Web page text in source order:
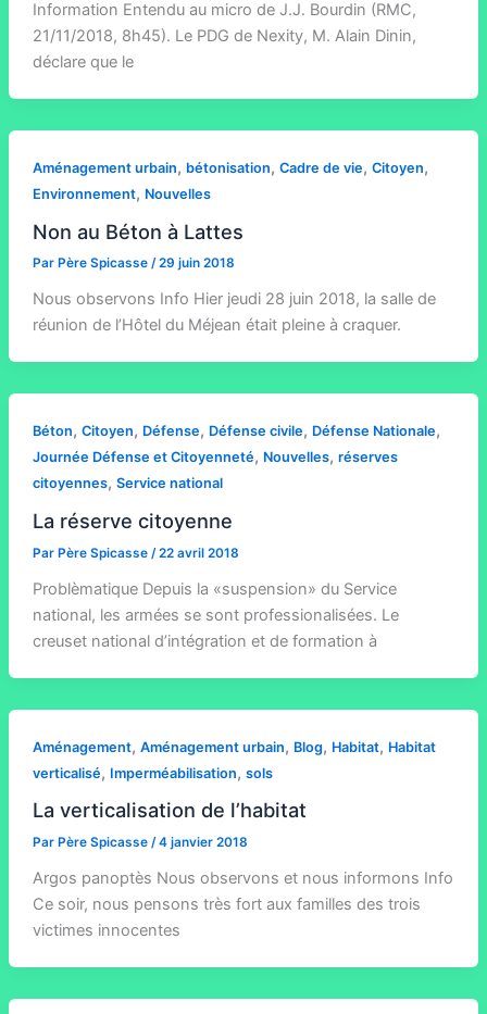
Information Entendu au micro de J.J. Bourdin (RMC,
21/11/2018, 8h45). Le PDG de Nexity, M. Alain Dinin,
déclare que le
Aménagement urbain, bétonisation, Cadre de vie, Citoyen,
Environnement, Nouvelles
Non au Béton à Lattes
Par Père Spicasse /29 juin 2018
Nous observons Info Hier jeudi 28 juin 2018, la salle de
réunion de l’Hôtel du Méjean était pleine à craquer.
Béton, Citoyen, Défense, Défense civile, Défense Nationale,
Journée Défense et Citoyenneté, Nouvelles, réserves
citoyennes, Service national
La réserve citoyenne
Par Père Spicasse /22 avril 2018
Problèmatique Depuis la «suspension» du Service
national, les armées se sont professionalisées. Le
creuset national d’intégration et de formation à
Aménagement, Aménagement urbain, Blog, Habitat, Habitat
verticalisé, Imperméabilisation, sols
La verticalisation de l’habitat
Par Père Spicasse /4 janvier 2018
Argos panoptès Nous observons et nous informons Info
Ce soir, nous pensons très fort aux familles des trois
victimes innocentes